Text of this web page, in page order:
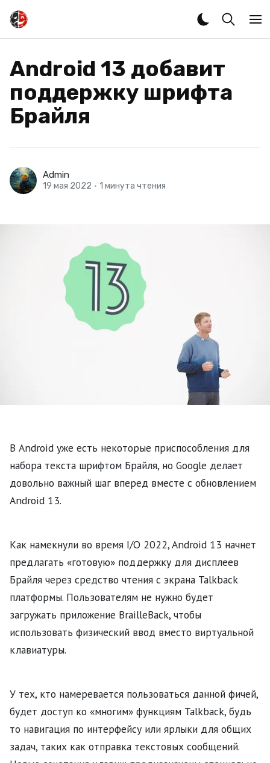
Android 13 добавит
поддержку шрифта
Брайля
Admin
19 мая 2022 • 1 минута чтения
В Android уже есть некоторые приспособления для
набора текста шрифтом Брайля, но Google делает
довольно важный шаг вперед вместе с обновлением
Android 13.
Как намекнули во время I/O 2022, Android 13 начнет
предлагать «готовую» поддержку для дисплеев
Брайля через средство чтения с экрана Talkback
платформы. Пользователям не нужно будет
загружать приложение BrailleBack, чтобы
использовать физический ввод вместо виртуальной
клавиатуры.
У тех, кто намеревается пользоваться данной фичей,
будет доступ ко «многим» функциям Talkback, будь
то навигация по интерфейсу или ярлыки для общих
задач, таких как отправка текстовых сообщений.